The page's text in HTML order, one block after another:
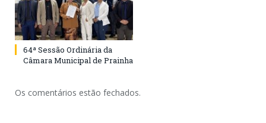
64ª Sessão Ordinária da
Câmara Municipal de Prainha
Os comentários estão fechados.